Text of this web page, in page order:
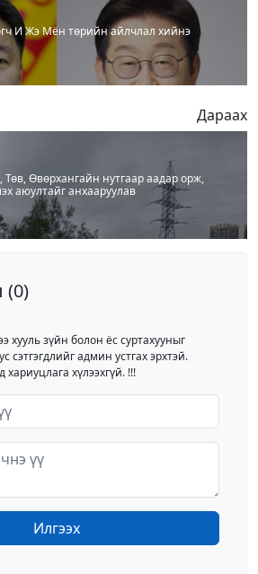
И Жэ Мён төрийн айлчлал хийнэ
Дараах
Төв, Өвөрхангайн нутгаар аадар орж,
аюултайг анхааруулав
(0)
хууль зүйн болон ёс суртахууныг
сэтгэгдлийг админ устгах эрхтэй.
хариуцлага хүлээхгүй. !!!
Илгээх